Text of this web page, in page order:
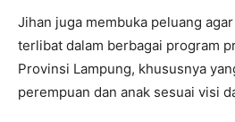
Jihan juga membuka peluang
terlibat dalam berbagai program
Provinsi Lampung, khususnya
perempuan dan anak sesuai visi